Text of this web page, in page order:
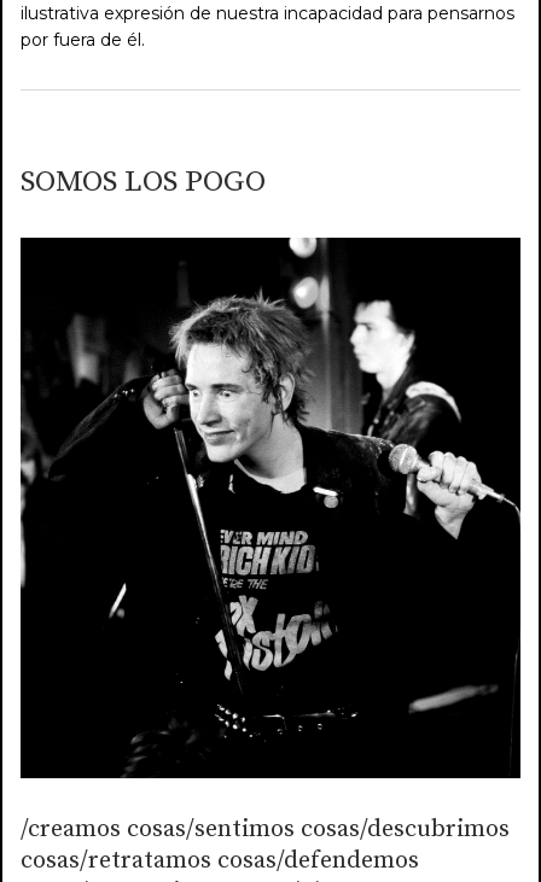
ilustrativa expresión de nuestra incapacidad para pensarnos
por fuera de él.
SOMOS LOS POGO
/creamos cosas/sentimos cosas/descubrimos
cosas/retratamos cosas/defendemos